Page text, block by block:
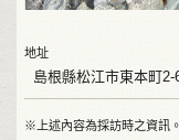
地址
島根縣松江市東本町
※上述內容為採訪時之資訊